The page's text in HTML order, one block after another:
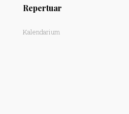
Repertuar
Kalendarium